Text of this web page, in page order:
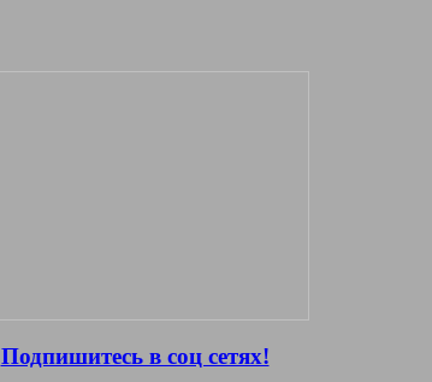
Подпишитесь в соц сетях!